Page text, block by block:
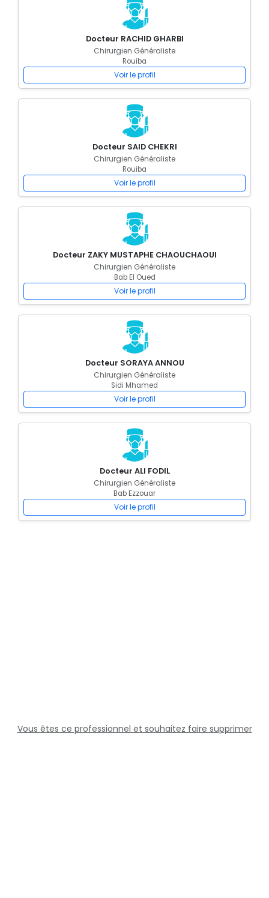
Docteur RACHID GHARBI
Chirurgien Généraliste
Rouiba
Voir le profil
Docteur SAID CHEKRI
Chirurgien Généraliste
Rouiba
Voir le profil
Docteur ZAKY MUSTAPHE CHAOUCHAOUI
Chirurgien Généraliste
Bab El Oued
Voir le profil
Docteur SORAYA ANNOU
Chirurgien Généraliste
Sidi Mhamed
Voir le profil
Docteur ALI FODIL
Chirurgien Généraliste
Bab Ezzouar
Voir le profil
Vous êtes ce professionnel et souhaitez faire supprimer